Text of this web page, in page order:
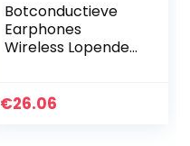
Botconductieve
Earphones
Wireless Lopende
Bluetooth
€26.06